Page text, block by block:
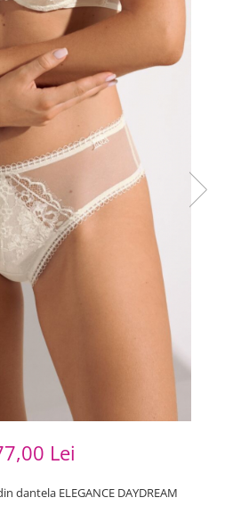
Lei
dantela ELEGANCE DAYDREAM